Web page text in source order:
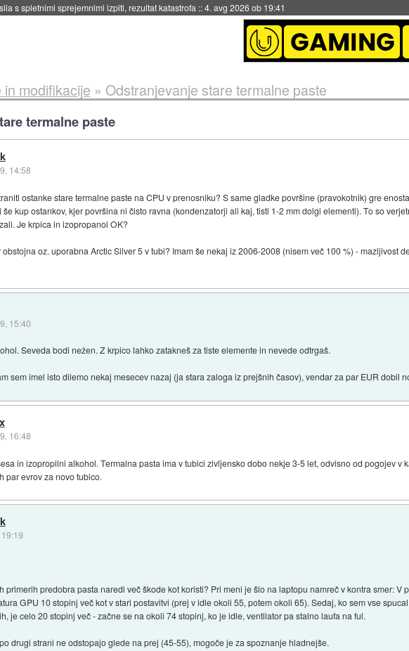
razvija svojo raketo za večkratno uporabo::4. avg 2026 ob 19:41
in modifikacije » Odstranjevanje stare termalne paste
termalne paste
14:58
ostanke stare termalne paste na CPU v prenosniku? S same gladke površine (pravokotnik) gre
kup ostankov, kjer površina ni čisto ravna (kondenzatorji ali kaj, tisti 1-2 mm dolgi elementi). To so
Je krpica in izopropanol OK?
oz. uporabna Arctic Silver 5 v tubi? Imam še nekaj iz 2006-2008 (nisem več 100 %) - mazljivost
15:40
Seveda bodi nežen. Z krpico lahko zatakneš za tiste elemente in nevede odtrgaš.
sem imel isto dilemo nekaj mesecev nazaj (ja stara zaloga iz prejšnih časov), vendar za par EUR dobil
16:48
in izopropilni alkohol. Termalna pasta ima v tubici zivljensko dobo nekje 3-5 let, odvisno od pogojev v
par evrov za novo tubico.
primerih predobra pasta naredi več škode kot koristi? Pri meni je šlo na laptopu namreč v kontra smer: V
GPU 10 stopinj več kot v stari postavitvi (prej v idle okoli 55, potem okoli 65). Sedaj, ko sem vse
je celo 20 stopinj več - začne se na okoli 74 stopinj, ko je idle, ventilator pa stalno laufa na ful.
drugi strani ne odstopajo glede na prej (45-55), mogoče je za spoznanje hladnejše.